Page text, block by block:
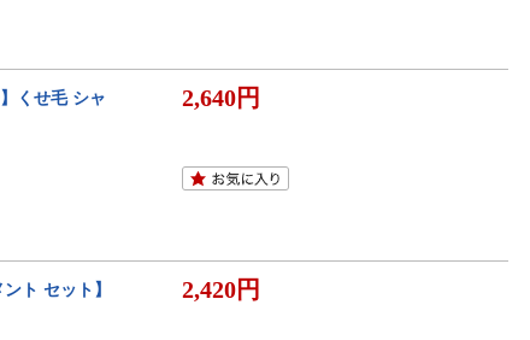
くせ毛 シャ
2,640円
ト セット】
2,420円